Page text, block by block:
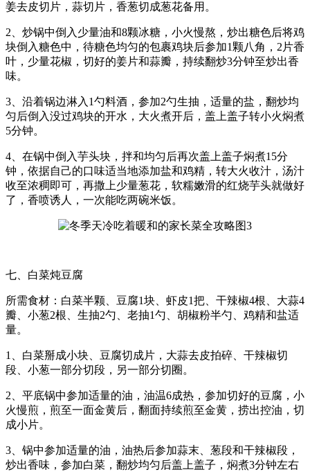
姜去皮切片，蒜切片，香葱切成葱花备用。
2、炒锅中倒入少量油和8颗冰糖，小火慢熬，炒出糖色后将鸡
块倒入糖色中，待糖色均匀的包裹鸡块后参加1颗八角，2片香
叶，少量花椒，切好的姜片和蒜瓣，持续翻炒3分钟至炒出香
味。
3、沿着锅边淋入1勺料酒，参加2勺生抽，适量的盐，翻炒均
匀后倒入没过鸡块的开水，大火煮开后，盖上盖子转小火焖煮
5分钟。
4、在锅中倒入芋头块，拌和均匀后再次盖上盖子焖煮15分
钟，依据自己的口味适当地添加盐和鸡精，转大火收汁，汤汁
收至浓稠即可，再撒上少量葱花，软糯嫩滑的红烧芋头就做好
了，香喷诱人，一次能吃两碗米饭。
七、白菜炖豆腐
所需食材：白菜半颗、豆腐1块、虾皮1把、干辣椒4根、大蒜4
瓣、小葱2根、生抽2勺、老抽1勺、胡椒粉半勺、鸡精和盐适
量。
1、白菜掰成小块、豆腐切成片，大蒜去皮拍碎、干辣椒切
段、小葱一部分切段，另一部分切圈。
2、平底锅中参加适量的油，油温6成热，参加切好的豆腐，小
火慢煎，煎至一面金黄后，翻面持续煎至金黄，捞出控油，切
成小片。
3、锅中参加适量的油，油热后参加蒜末、葱段和干辣椒段，
炒出香味，参加白菜，翻炒均匀后盖上盖子，焖煮3分钟左右